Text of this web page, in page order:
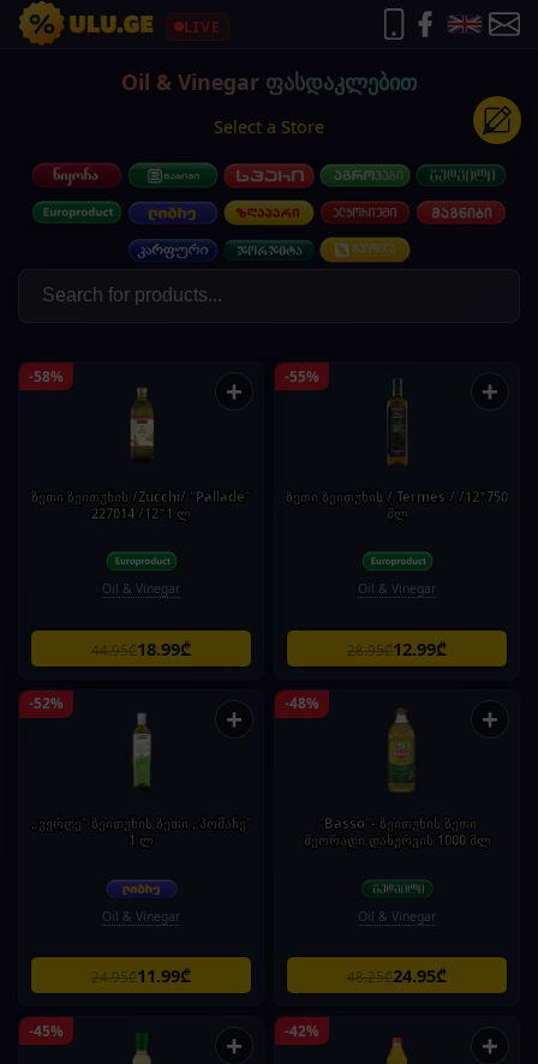
LIVE
Oil & Vinegar ფასდაკლებით
Select a Store
-58% +
ზეთი ზეითუნის /Zucchi/ "Pallade"
227014 /12*1 ლ
Oil & Vinegar
44.95₾18.99₾
-55% +
ზეთი ზეითუნის / Termes / /12*750
მლ
Oil & Vinegar
28.95₾12.99₾
-52% +
„ვერდე" ზეითუნის ზეთი „პომაჩე"
1 ლ
Oil & Vinegar
24.95₾11.99₾
-48% +
"Basso"- ზეითუნის ზეთი
მეორადი დაწურვის 1000 მლ
Oil & Vinegar
48.25₾24.95₾
-45% + -42% +